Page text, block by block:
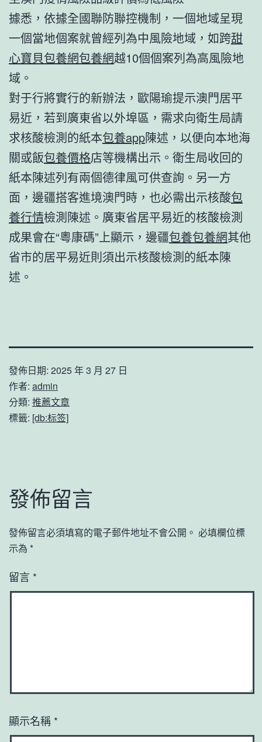
據悉，依據全國聯防聯控機制，一個地域呈現
一個當地個案就曾經列為中風險地域，如跨甜
心寶貝包養網包養網越10個個案列為高風險地
域。
對于行將實行的新辦法，歐陽瑜提示澳門居平
易近，若到廣東省以外埠區，需求向衛生局請
求核酸檢測的紙本包養app陳述，以便向本地海
關或飯包養價格店等機構出示。衛生局收回的
紙本陳述列有兩個德律風可供查詢。另一方
面，邊疆搭客進境澳門時，也必需出示核酸包
養行情檢測陳述。廣東省居平易近的核酸檢測
成果會在“粵康碼”上顯示，邊疆包養包養網其他
省市的居平易近則須出示核酸檢測的紙本陳
述。
發佈日期: 2025 年 3 月 27 日
作者: admin
分類: 推薦文章
標籤: [db:标签]
發佈留言
發佈留言必須填寫的電子郵件地址不會公開。 必填欄位標
示為 *
留言 *
顯示名稱 *